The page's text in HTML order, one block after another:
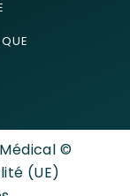
©
(UE)